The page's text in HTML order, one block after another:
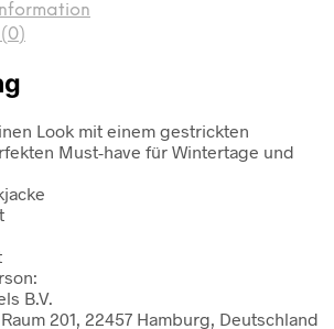
Look mit einem gestrickten
Must-have für Wintertage und
B.V.
201, 22457 Hamburg, Deutschland